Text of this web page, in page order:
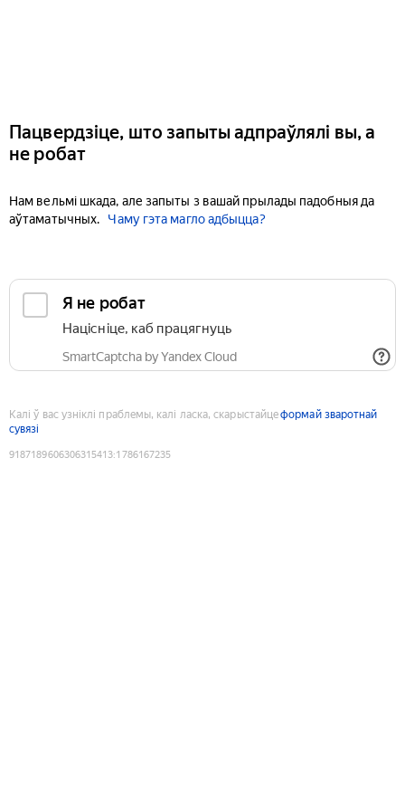
Пацвердзіце, што запыты адпраўлялі вы, а
не робат
Нам вельмі шкада, але запыты з вашай прылады падобныя да
аўтаматычных.
Чаму гэта магло адбыцца?
Я не робат
Націсніце, каб працягнуць
SmartCaptcha by Yandex Cloud
Калі ў вас узніклі праблемы, калі ласка, скарыстайцеформай зваротнай
сувязі
9187189606306315413:1786167235